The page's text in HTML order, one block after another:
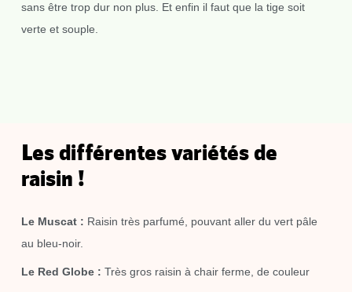
sans être trop dur non plus. Et enfin il faut que la tige soit
verte et souple.
Les différentes variétés de
raisin !
Le Muscat : Raisin très parfumé, pouvant aller du vert pâle
au bleu-noir.
Le Red Globe : Très gros raisin à chair ferme, de couleur